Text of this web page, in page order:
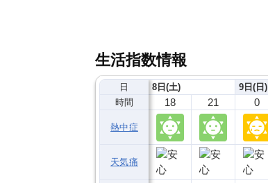
生活指数情報
日
時間
熱中症
天気痛
8日(土)
18 21
9日(日)
0